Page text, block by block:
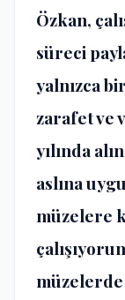
Özkan,
süreci
yalnızca
zarafet ve
yılında
aslına
müzelere
müzelerde